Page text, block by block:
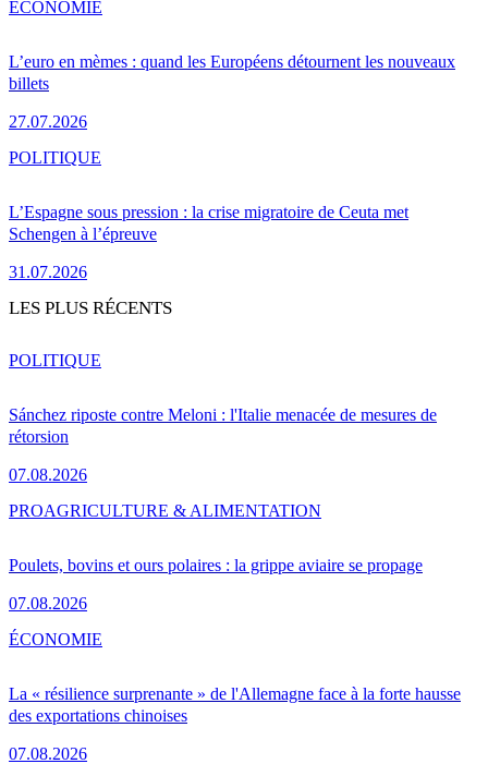
L’euro en mèmes : quand les Européens détournent les nouveaux
billets
27.07.2026
ÉCONOMIE
L’Espagne sous pression : la crise migratoire de Ceuta met
Schengen à l’épreuve
31.07.2026
POLITIQUE
LES PLUS RÉCENTS
Sánchez riposte contre Meloni : l'Italie menacée de mesures de
rétorsion
07.08.2026
POLITIQUE
Poulets, bovins et ours polaires : la grippe aviaire se propage
07.08.2026
PROAGRICULTURE & ALIMENTATION
La « résilience surprenante » de l'Allemagne face à la forte hausse
des exportations chinoises
07.08.2026
ÉCONOMIE